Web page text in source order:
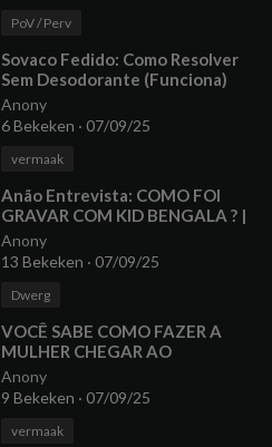
PoV / Perv
⁣Sovaco Fedido: Como Resolver
Sem Desodorante (Funciona)
Anony
6 Bekeken · 07/09/25
vermaak
⁣Anão Entrevista: COMO FOI
GRAVAR COM KID BENGALA ? |
MARCIA IMPERATOR
Anony
13 Bekeken · 07/09/25
Dwerg
⁣VOCÊ SABE COMO FAZER A
MULHER CHEGAR AO
ORGASMO E TER MAIS PRAZER?
TRUQUE DE UROLOGISTA!
Anony
9 Bekeken · 07/09/25
vermaak